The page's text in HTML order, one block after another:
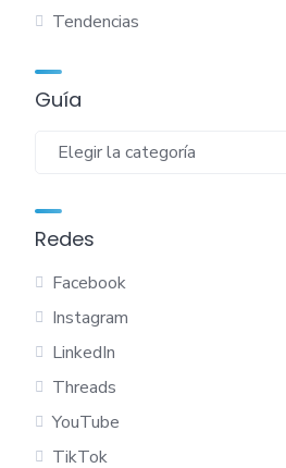
Tendencias
Guía
Guía
Redes
Facebook
Instagram
LinkedIn
Threads
YouTube
TikTok